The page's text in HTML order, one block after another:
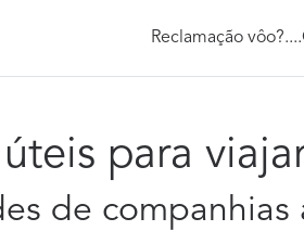
Reclamação
para
de companhias